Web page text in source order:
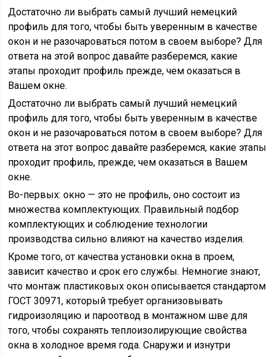
Достаточно ли выбрать самый лучший немецкий
профиль для того, чтобы быть уверенным в качестве
окон и не разочароваться потом в своем выборе? Для
ответа на этой вопрос давайте разберемся, какие
этапы проходит профиль прежде, чем оказаться в
Вашем окне.
Достаточно ли выбрать самый лучший немецкий
профиль для того, чтобы быть уверенным в качестве
окон и не разочароваться потом в своем выборе? Для
ответа на этот вопрос давайте разберемся, какие этапы
проходит профиль, прежде, чем оказаться в Вашем
окне.
Во-первых: окно — это не профиль, оно состоит из
множества комплектующих. Правильный подбор
комплектующих и соблюдение технологии
производства сильно влияют на качество изделия.
Кроме того, от качества установки окна в проем,
зависит качество и срок его службы. Немногие знают,
что монтаж пластиковых окон описывается стандартом
ГОСТ 30971, который требует организовывать
гидроизоляцию и пароотвод в монтажном шве для
того, чтобы сохранять теплоизолирующие свойства
окна в холодное время года. Снаружи и изнутри